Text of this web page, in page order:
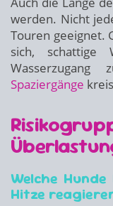
werden. Nicht
Touren geeignet.
sich, schattige
Spaziergänge
Welche
Hitze